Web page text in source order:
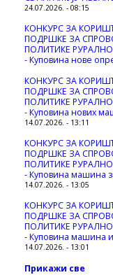
24.07.2026. - 08:15
КОНКУРС ЗА
ПОДРШКЕ ЗА
ПОЛИТИКЕ
- Куповина нове
КОНКУРС ЗА
ПОДРШКЕ ЗА
ПОЛИТИКЕ
- Куповина нових
14.07.2026. - 13:11
КОНКУРС ЗА
ПОДРШКЕ ЗА
ПОЛИТИКЕ
- Куповинa машина
14.07.2026. - 13:05
КОНКУРС ЗА
ПОДРШКЕ ЗА
ПОЛИТИКЕ
- Куповина машина
14.07.2026. - 13:01
Прикажи све